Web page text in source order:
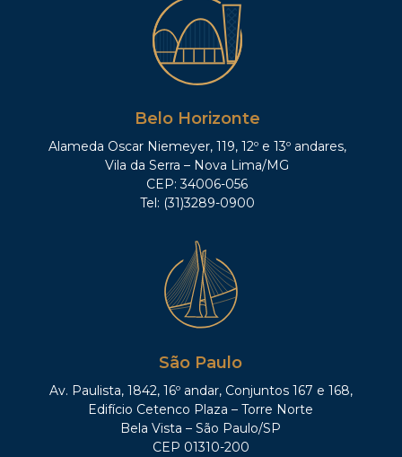
Belo Horizonte
Alameda Oscar Niemeyer, 119, 12º e 13º andares,
Vila da Serra – Nova Lima/MG
CEP: 34006-056
Tel: (31)3289-0900
São Paulo
Av. Paulista, 1842, 16º andar, Conjuntos 167 e 168,
Edifício Cetenco Plaza – Torre Norte
Bela Vista – São Paulo/SP
CEP 01310-200